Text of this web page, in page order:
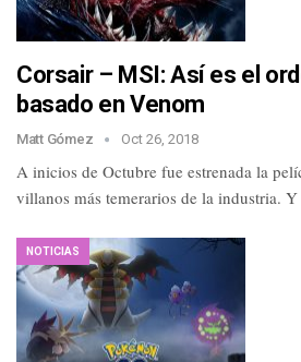
Corsair – MSI: Así es el
basado en Venom
Matt Gómez Oct 26, 2018
A inicios de Octubre fue estrenada la
villanos más temerarios de la industria.
NOTICIAS